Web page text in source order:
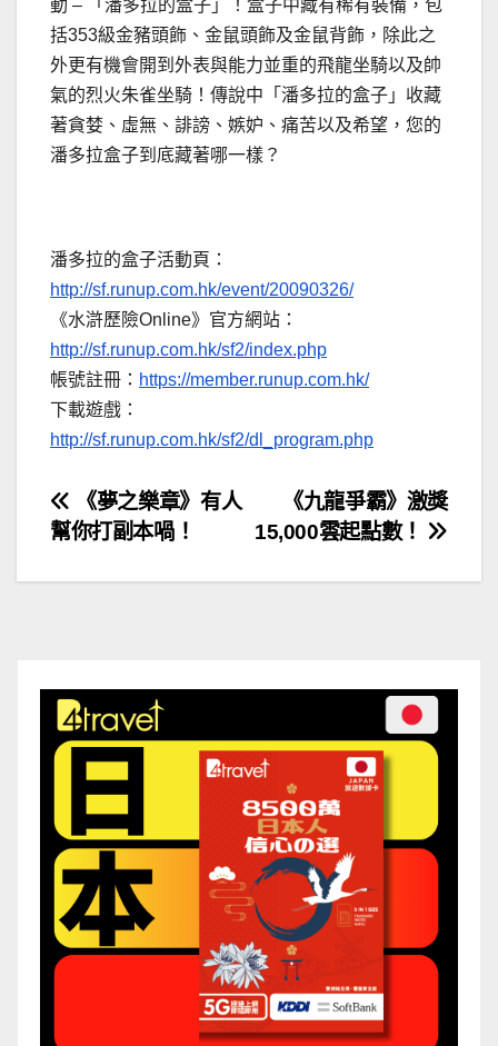
動 – 「潘多拉的盒子」！盒子中藏有稀有裝備，包
括353級金豬頭飾、金鼠頭飾及金鼠背飾，除此之
外更有機會開到外表與能力並重的飛龍坐騎以及帥
氣的烈火朱雀坐騎！ 傳說中「潘多拉的盒子」收藏
著貪婪、虛無、誹謗、嫉妒、痛苦以及希望，您的
潘多拉盒子到底藏著哪一樣？
潘多拉的盒子活動頁：
http://sf.runup.com.hk/event/20090326/
《水滸歷險Online》官方網站：
http://sf.runup.com.hk/sf2/index.php
帳號註冊： https://member.runup.com.hk/
下載遊戲：
http://sf.runup.com.hk/sf2/dl_program.php
文
章
《九龍爭霸》激獎
15,000雲起點數！
《夢之樂章》有人
幫你打副本喎！